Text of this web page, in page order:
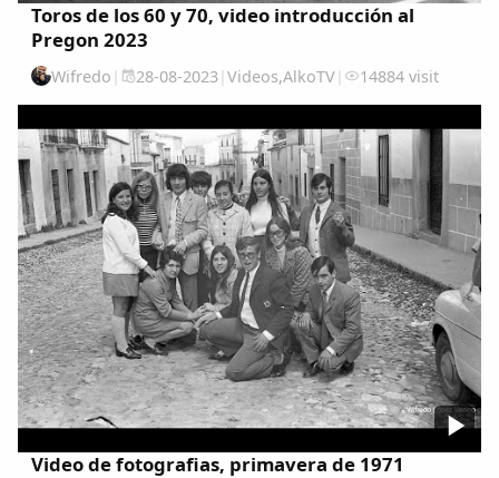
Toros de los 60 y 70, video introducción al
Pregon 2023
Wifredo | 28-08-2023| Videos,AlkoTV| 14884 visit
Video de fotografias, primavera de 1971